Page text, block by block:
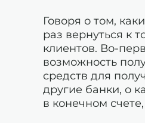
Говоря о том,
раз вернуться к
клиентов. Во-
возможность
средств для
другие банки, о
в конечном